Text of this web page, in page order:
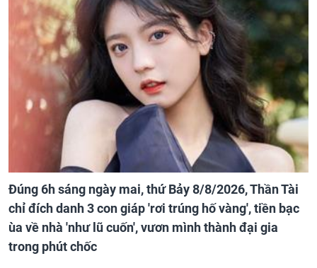
Đúng 6h sáng ngày mai, thứ Bảy 8/8/2026, Thần Tài
chỉ đích danh 3 con giáp 'rơi trúng hố vàng', tiền bạc
ùa về nhà 'như lũ cuốn', vươn mình thành đại gia
trong phút chốc